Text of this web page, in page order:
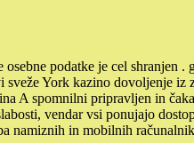
podatke je cel shranjen
York kazino dovoljenje iz
A spomnilni pripravljen in
vendar vsi ponujajo
namiznih in mobilnih